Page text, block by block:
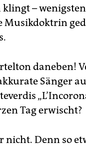
–
daneben!
Sänger
Tag erwischt?
nicht. Denn so